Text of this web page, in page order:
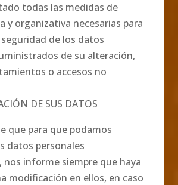
todas las medidas de
y organizativa necesarias para
de los datos
de su alteración,
o accesos no
DE SUS DATOS
que para que podamos
datos personales
nos informe siempre que haya
modificación en ellos, en caso